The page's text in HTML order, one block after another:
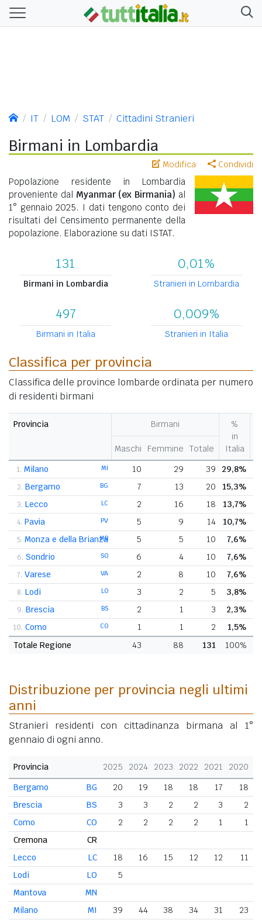
IT LOM STAT Cittadini Stranieri
Birmani in Lombardia
Modifica Condividi
Popolazione residente in Lombardia
proveniente dal Myanmar (ex Birmania) al
1° gennaio 2025. I dati tengono conto dei
risultati del Censimento permanente della
popolazione. Elaborazione su dati ISTAT.
131
Birmani in Lombardia
0,01%
Stranieri in Lombardia
497
Birmani in Italia
0,009%
Stranieri in Italia
Classifica per provincia
Classifica delle province lombarde ordinata per numero
di residenti birmani
Provincia Birmani
%
in
Italia
Maschi Femmine Totale
1. MI
Milano 10 29 39 29,8%
2. BG
Bergamo 7 13 20 15,3%
3. LC
Lecco 2 16 18 13,7%
4. PV
Pavia 5 9 14 10,7%
5. MB
Monza e della Brianza 5 5 10 7,6%
6. SO
Sondrio 6 4 10 7,6%
7. VA
Varese 2 8 10 7,6%
8. LO
Lodi 3 2 5 3,8%
9. BS
Brescia 2 1 3 2,3%
10. CO
Como 1 1 2 1,5%
Totale Regione
43 88 131 100%
Distribuzione per provincia negli ultimi
anni
Stranieri residenti con cittadinanza birmana al 1°
gennaio di ogni anno.
Provincia 2025 2024 2023 2022 2021
2020
BG
Bergamo 20 19 18 18 17
18
BS
Brescia 3 3 2 2 3
2
CO
Como 2 2 2 2 1
1
CR
Cremona
LC
Lecco 18 16 15 12 12
11
LO
Lodi
5
MN
Mantova
MI
Milano 39 44 38 34 31
23